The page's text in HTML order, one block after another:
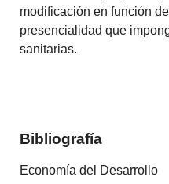
modificación en función
presencialidad que
sanitarias.
Bibliografía
Economía del Desarrollo